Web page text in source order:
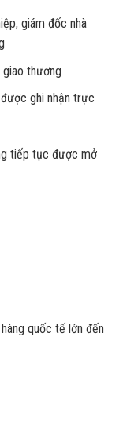
giám đốc nhà
giao thương
ghi nhận trực
tiếp tục được mở
quốc tế lớn đến